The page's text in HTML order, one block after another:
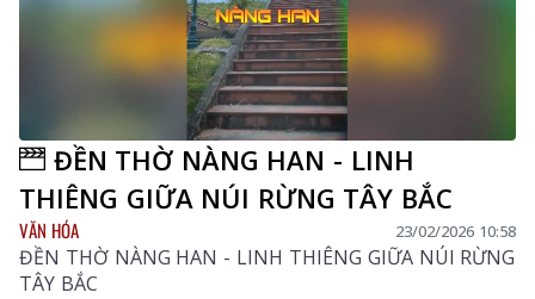
ĐỀN THỜ NÀNG HAN - LINH
THIÊNG GIỮA NÚI RỪNG TÂY BẮC
VĂN HÓA 23/02/2026 10:58
ĐỀN THỜ NÀNG HAN - LINH THIÊNG GIỮA NÚI RỪNG
TÂY BẮC